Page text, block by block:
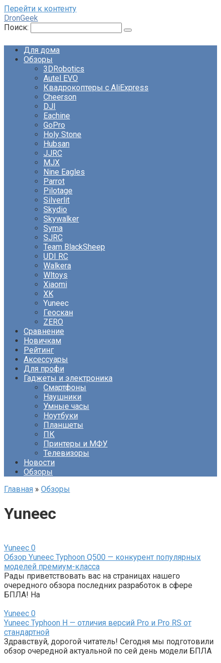
Перейти к контенту
DronGeek
Поиск:
Для дома
Обзоры
3DRobotics
Autel EVO
Квадрокоптеры с AliExpress
Cheerson
DJI
Eachine
GoPro
Holy Stone
Hubsan
JJRC
MJX
Nine Eagles
Parrot
Pilotage
Silverlit
Skydio
Skywalker
Syma
SJRC
Team BlackSheep
UDI RC
Walkera
Wltoys
Xiaomi
XK
Yuneec
Геоскан
ZERO
Сравнение
Новичкам
Рейтинг
Аксессуары
Для профи
Гаджеты и электроника
Смартфоны
Наушники
Умные часы
Ноутбуки
Планшеты
ПК
Принтеры и МФУ
Телевизоры
Новости
Обзоры
Главная » Обзоры
Yuneec
Yuneec 0
Обзор Yuneec Typhoon Q500 — конкурент популярных
моделей премиум-класса
Рады приветствовать вас на страницах нашего
очередного обзора последних разработок в сфере
БПЛА! На
Yuneec 0
Yuneec Typhoon H — отличия версий Pro и Pro RS от
стандартной
Здравствуй, дорогой читатель! Сегодня мы подготовили
обзор очередной актуальной по сей день модели БПЛА